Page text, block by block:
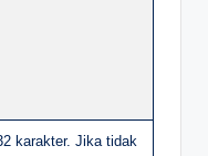
karakter. Jika tidak